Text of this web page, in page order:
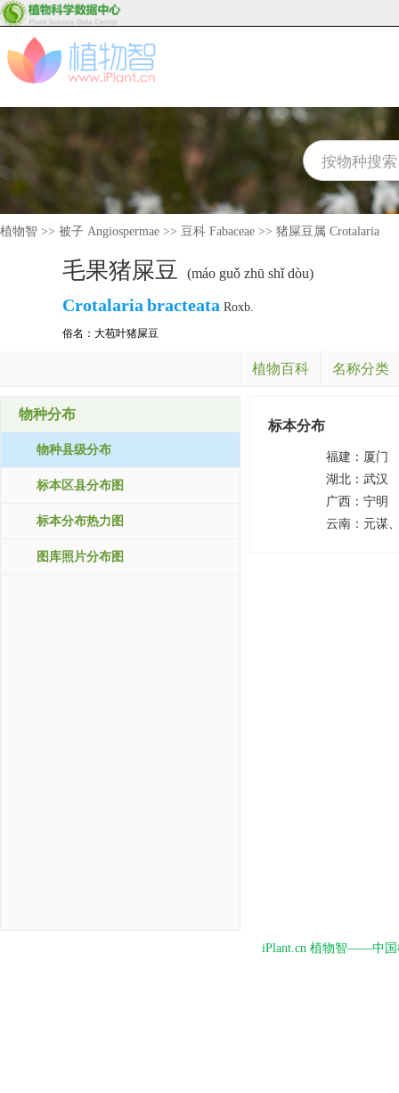
植物智 >> 被子 Angiospermae >> 豆科 Fabaceae >> 猪屎豆属 Crotalaria
毛果猪屎豆 (máo guǒ zhū shǐ dòu)
Crotalaria bracteata Roxb.
俗名： 大苞叶猪屎豆
植物百科 名称分类
物种分布
物种县级分布
标本区县分布图
标本分布热力图
图库照片分布图
标本分布
福建： 厦门
湖北： 武汉
广西： 宁明
云南： 元谋
iPlant.cn 植物智——中国